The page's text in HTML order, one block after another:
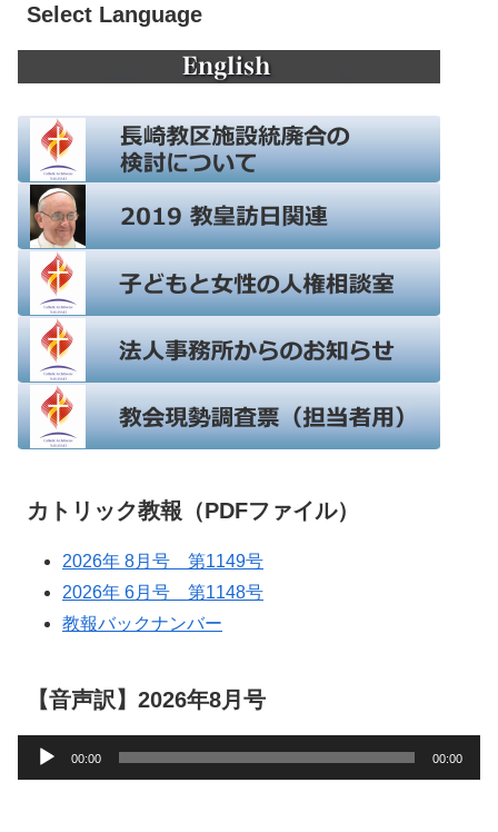
Select Language
カトリック教報（PDFファイル）
2026年 8月号 第1149号
2026年 6月号 第1148号
教報バックナンバー
【音声訳】2026年8月号
声
00:00 00:00